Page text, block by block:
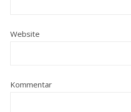
Website
Kommentar